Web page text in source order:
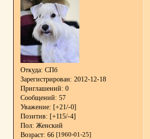
Откуда: СПб
Зарегистрирован: 2012-12-18
Приглашений: 0
Сообщений: 57
Уважение: [+21/-0]
Позитив: [+115/-4]
Пол: Женский
Возраст: 66 [1960-01-25]